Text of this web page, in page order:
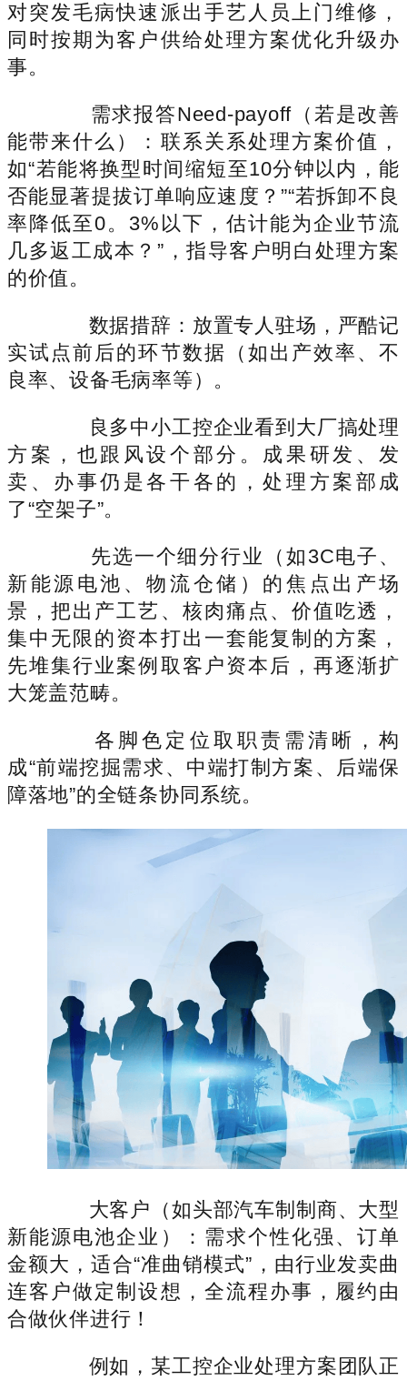
对突发毛病快速派出手艺人员上门维修，
同时按期为客户供给处理方案优化升级办
事。
需求报答Need-payoff（若是改善
能带来什么）：联系关系处理方案价值，
如“若能将换型时间缩短至10分钟以内，能
否能显著提拔订单响应速度？”“若拆卸不良
率降低至0。3%以下，估计能为企业节流
几多返工成本？”，指导客户明白处理方案
的价值。
数据措辞：放置专人驻场，严酷记
实试点前后的环节数据（如出产效率、不
良率、设备毛病率等）。
良多中小工控企业看到大厂搞处理
方案，也跟风设个部分。成果研发、发
卖、办事仍是各干各的，处理方案部成
了“空架子”。
先选一个细分行业（如3C电子、
新能源电池、物流仓储）的焦点出产场
景，把出产工艺、核肉痛点、价值吃透，
集中无限的资本打出一套能复制的方案，
先堆集行业案例取客户资本后，再逐渐扩
大笼盖范畴。
各脚色定位取职责需清晰，构
成“前端挖掘需求、中端打制方案、后端保
障落地”的全链条协同系统。
大客户（如头部汽车制制商、大型
新能源电池企业）：需求个性化强、订单
金额大，适合“准曲销模式”，由行业发卖曲
连客户做定制设想，全流程办事，履约由
合做伙伴进行！
例如，某工控企业处理方案团队正